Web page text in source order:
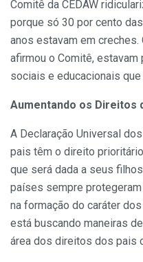
Comitê da CEDAW
porque só 30 por cento
anos estavam em
afirmou o Comitê,
sociais e educacionais
Aumentando os Direitos
A Declaração Universal
pais têm o direito
que será dada a seus
países sempre
na formação do caráter
está buscando maneiras
área dos direitos dos pais